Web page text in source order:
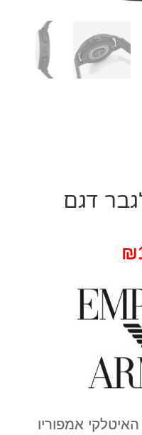
דגם
₪
הוא:
₪1,999.00.
אמפוריו